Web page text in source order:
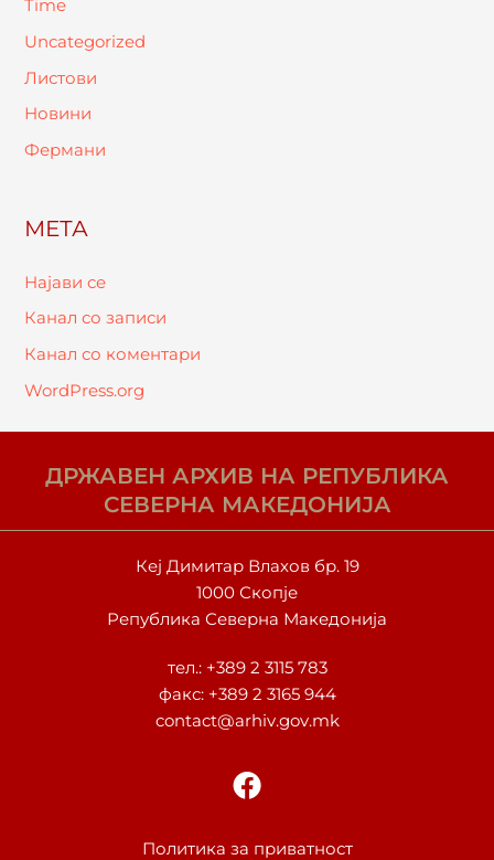
Time
Uncategorized
Листови
Новини
Фермани
МЕТА
Најави се
Канал со записи
Канал со коментари
WordPress.org
ДРЖАВЕН АРХИВ НА РЕПУБЛИКА
СЕВЕРНА МАКЕДОНИЈА
Кеј Димитар Влахов бр. 19
1000 Скопје
Република Северна Македонија
тел.: +389 2 3115 783
факс: +389 2 3165 944
contact@arhiv.gov.mk
F
a
Политика за приватност